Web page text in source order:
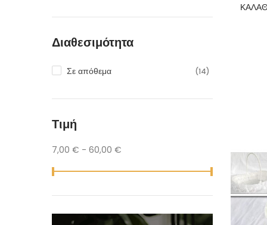
Διαθεσιμότητα
Σε απόθεμα (14)
Τιμή
7,00 € - 60,00 €